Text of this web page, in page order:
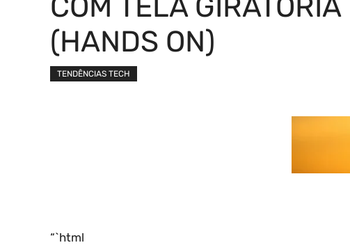
(HANDS ON)
TENDÊNCIAS TECH
“`html